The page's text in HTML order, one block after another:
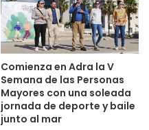
Comienza en Adra la V
Semana de las Personas
Mayores con una soleada
jornada de deporte y baile
junto al mar